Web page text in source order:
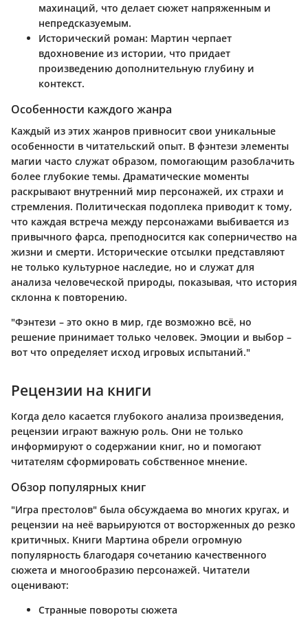
махинаций, что делает сюжет напряженным и
непредсказуемым.
Исторический роман: Мартин черпает
вдохновение из истории, что придает
произведению дополнительную глубину и
контекст.
Особенности каждого жанра
Каждый из этих жанров привносит свои уникальные
особенности в читательский опыт. В фэнтези элементы
магии часто служат образом, помогающим разоблачить
более глубокие темы. Драматические моменты
раскрывают внутренний мир персонажей, их страхи и
стремления. Политическая подоплека приводит к тому,
что каждая встреча между персонажами выбивается из
привычного фарса, преподносится как соперничество на
жизни и смерти. Исторические отсылки представляют
не только культурное наследие, но и служат для
анализа человеческой природы, показывая, что история
склонна к повторению.
"Фэнтези – это окно в мир, где возможно всё, но
решение принимает только человек. Эмоции и выбор –
вот что определяет исход игровых испытаний."
Рецензии на книги
Когда дело касается глубокого анализа произведения,
рецензии играют важную роль. Они не только
информируют о содержании книг, но и помогают
читателям сформировать собственное мнение.
Обзор популярных книг
"Игра престолов" была обсуждаема во многих кругах, и
рецензии на неё варьируются от восторженных до резко
критичных. Книги Мартина обрели огромную
популярность благодаря сочетанию качественного
сюжета и многообразию персонажей. Читатели
оценивают:
Странные повороты сюжета